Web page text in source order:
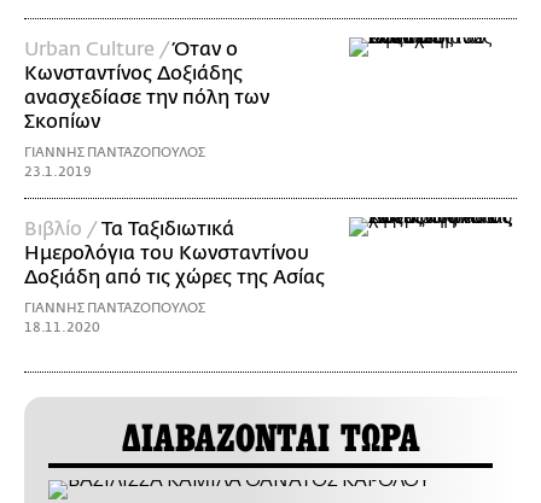
Urban Culture /Όταν ο
Κωνσταντίνος Δοξιάδης
ανασχεδίασε την πόλη των
Σκοπίων
ΓΙΑΝΝΗΣ ΠΑΝΤΑΖΟΠΟΥΛΟΣ
23.1.2019
Βιβλίο / Τα Ταξιδιωτικά
Ημερολόγια του Κωνσταντίνου
Δοξιάδη από τις χώρες της Ασίας
ΓΙΑΝΝΗΣ ΠΑΝΤΑΖΟΠΟΥΛΟΣ
18.11.2020
ΔΙΑΒΑΖΟΝΤΑΙ ΤΩΡΑ